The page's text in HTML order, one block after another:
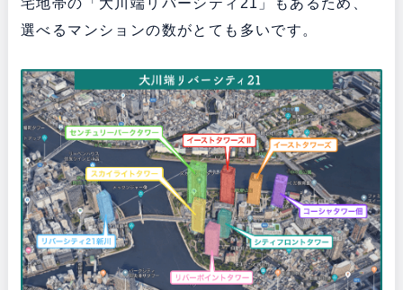
宅地帯の「大川端リバーシティ21」もあるため、
選べるマンションの数がとても多いです。